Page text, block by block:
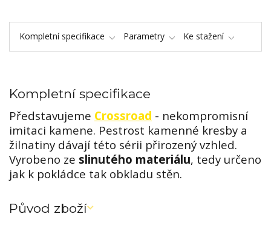
Kompletní specifikace Parametry Ke stažení
Kompletní specifikace
Představujeme Crossroad - nekompromisní
imitaci kamene. Pestrost kamenné kresby a
žilnatiny dávají této sérii přirozený vzhled.
Vyrobeno ze slinutého materiálu, tedy určeno
jak k pokládce tak obkladu stěn.
Původ zboží